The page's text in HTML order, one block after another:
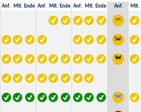
Anf. Mit. Ende Anf. Mit. Ende Anf. Mit. Ende Anf. Mit.